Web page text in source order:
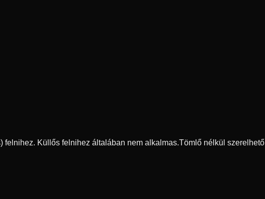
felnihez. Küllős felnihez általában nem alkalmas.Tömlő nélkül szerelhető